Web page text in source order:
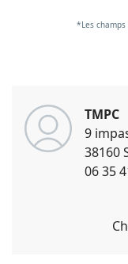
*Les
TMPC
9
38160
06 35